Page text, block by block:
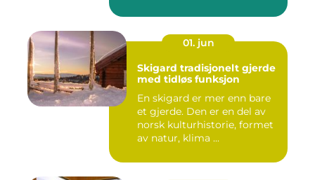
01. jun
Skigard tradisjonelt gjerde
med tidløs funksjon
En skigard er mer enn bare
et gjerde. Den er en del av
norsk kulturhistorie, formet
av natur, klima ...